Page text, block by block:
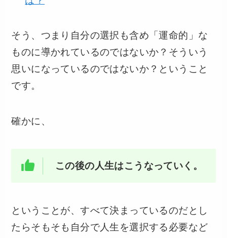
そう、つまり自分の選択も含め「運命的」な
ものに導かれているのではないか？そういう
思いになっているのではないか？ということ
です。
確かに、
この後の人生はこうなっていく。
ということが、すべて決まっているのだとし
たらそもそも自分で人生を選択する必要など